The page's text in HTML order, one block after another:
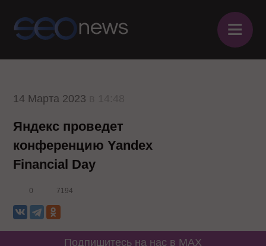
≡
14 Марта 2023
Яндекс проведет
конференцию Yandex
Financial Day
0 7194
Подпишитесь на нас в MAX